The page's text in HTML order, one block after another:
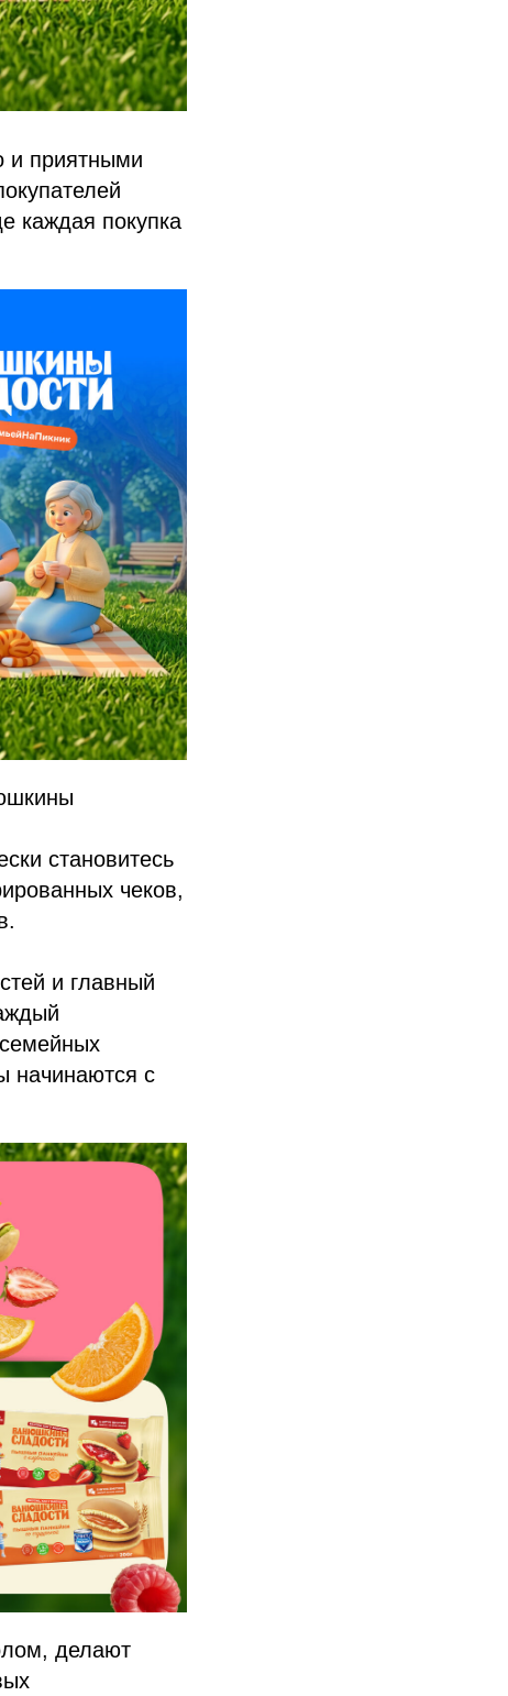
и приятными
каждая покупка
становитесь
чеков,
и главный
начинаются с
делают